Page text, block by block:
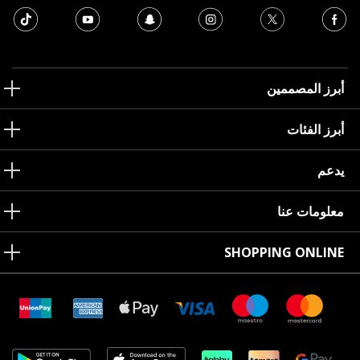
أبرز المصممين
أبرز الفئات
يدعم
معلومات عنا
SHOPPING ONLINE